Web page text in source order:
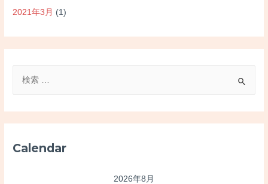
2021年3月 (1)
象
Calendar
2026年8月